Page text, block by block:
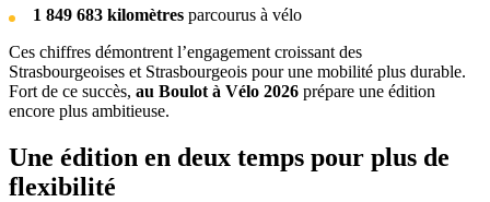
1 849 683 kilomètres parcourus à vélo
Ces chiffres démontrent l’engagement croissant des
Strasbourgeoises et Strasbourgeois pour une mobilité plus durable.
Fort de ce succès, au Boulot à Vélo 2026 prépare une édition
encore plus ambitieuse.
Une édition en deux temps pour plus de
flexibilité